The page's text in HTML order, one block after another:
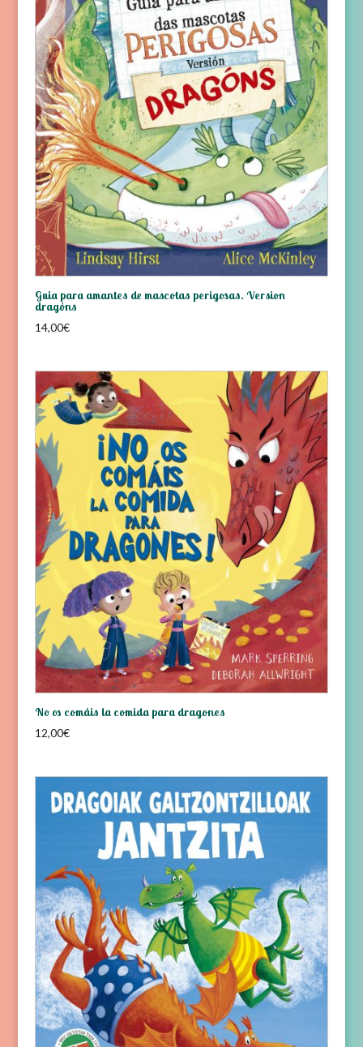
Guia para amantes de mascotas perigosas. Version
dragóns
14,00€
No os comáis la comida para dragones
12,00€